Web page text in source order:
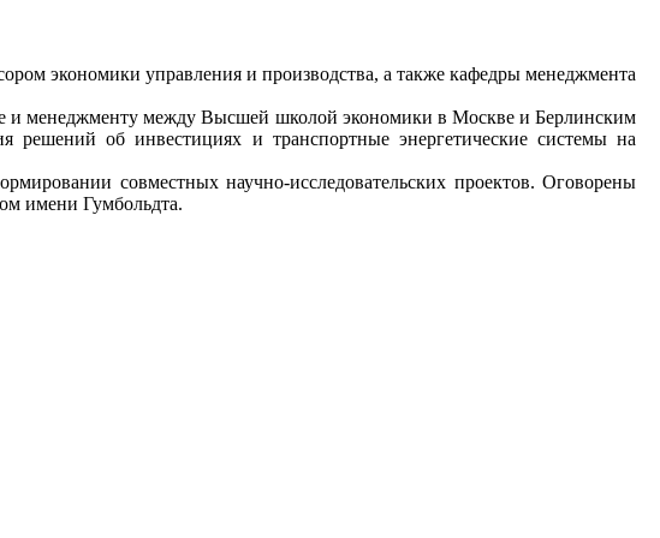
экономики управления и производства, а также кафедры менеджмента
и менеджменту между Высшей школой экономики в Москве и Берлинским
решений об инвестициях и транспортные энергетические системы на
совместных научно-исследовательских проектов. Оговорены
имени Гумбольдта.